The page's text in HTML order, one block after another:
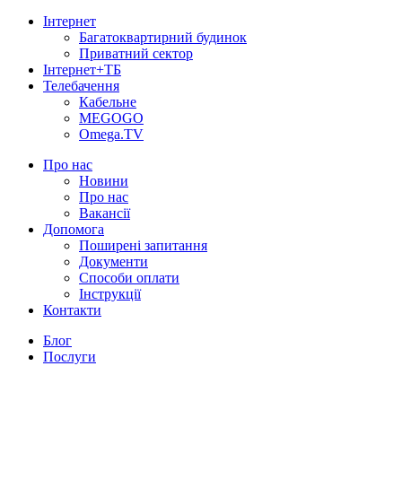
Інтернет
Багатоквартирний будинок
Приватний сектор
Інтернет+ТБ
Телебачення
Кабельне
MEGOGO
Omega.TV
Про нас
Новини
Про нас
Вакансії
Допомога
Поширені запитання
Документи
Способи оплати
Інструкції
Контакти
Блог
Послуги